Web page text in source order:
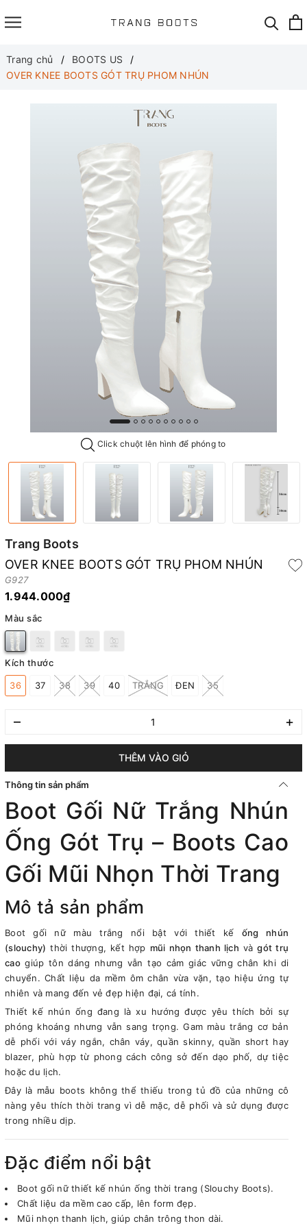
Trang chủ
BOOTS US
OVER KNEE BOOTS GÓT TRỤ PHOM NHÚN
Click chuột lên hình để phóng to
Trang Boots
OVER KNEE BOOTS GÓT TRỤ PHOM NHÚN
G927
1.944.000₫
Màu sắc
Kích thước
36 37 38 39 40 TRẮNG ĐEN 35
– +
THÊM VÀO GIỎ
Thông tin sản phẩm
Boot Gối Nữ Trắng Nhún
Ống Gót Trụ – Boots Cao
Gối Mũi Nhọn Thời Trang
Mô tả sản phẩm
Boot gối nữ màu trắng nổi bật với thiết kế
ống nhún
(slouchy) thời thượng, kết hợp mũi nhọn thanh lịch và gót trụ
cao giúp tôn dáng nhưng vẫn tạo cảm giác vững chân khi di
chuyển. Chất liệu da mềm ôm chân vừa vặn, tạo hiệu ứng tự
nhiên và mang đến vẻ đẹp hiện đại, cá tính.
Thiết kế nhún ống đang là xu hướng được yêu thích bởi sự
phóng khoáng nhưng vẫn sang trọng. Gam màu trắng cơ bản
dễ phối với váy ngắn, chân váy, quần skinny, quần short hay
blazer, phù hợp từ phong cách công sở đến dạo phố, dự tiệc
hoặc du lịch.
Đây là mẫu boots không thể thiếu trong tủ đồ của những cô
nàng yêu thích thời trang vì dễ mặc, dễ phối và sử dụng được
trong nhiều dịp.
Đặc điểm nổi bật
Boot gối nữ thiết kế nhún ống thời trang (Slouchy Boots).
Chất liệu da mềm cao cấp, lên form đẹp.
Mũi nhọn thanh lịch, giúp chân trông thon dài.